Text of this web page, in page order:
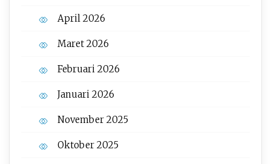
April 2026
Maret 2026
Februari 2026
Januari 2026
November 2025
Oktober 2025